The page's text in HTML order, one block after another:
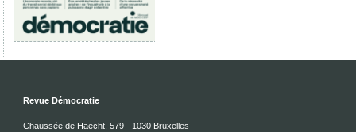
Revue Démocratie
Chaussée de Haecht, 579 - 1030 Bruxelles